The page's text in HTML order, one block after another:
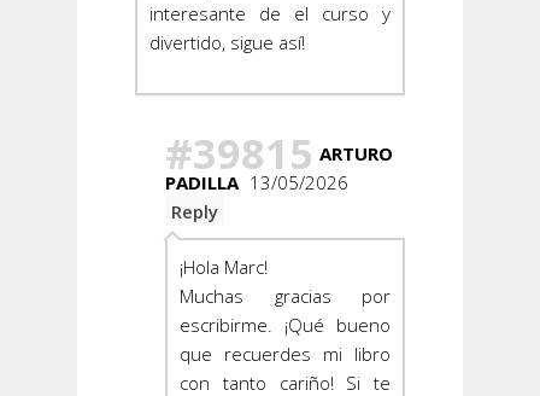
interesante de el curso y
divertido, sigue así!
#39815 ARTURO
PADILLA 13/05/2026
Reply
¡Hola Marc!
Muchas gracias por
escribirme. ¡Qué bueno
que recuerdes mi libro
con tanto cariño! Si te